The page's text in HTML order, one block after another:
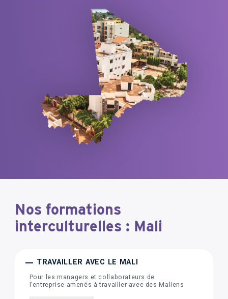
Nos formations
interculturelles : Mali
TRAVAILLER AVEC LE MALI
Pour les managers et collaborateurs de
l’entreprise amenés à travailler avec des Maliens